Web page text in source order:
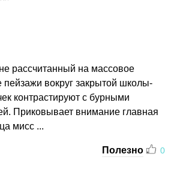
рассчитанный на массовое
вокруг закрытой школы-
контрастируют с бурными
Приковывает внимание главная
мисс ...
Полезно 0